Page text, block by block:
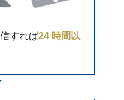
すれば24 時間以